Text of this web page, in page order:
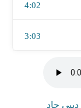
4:02
3:03
جاد